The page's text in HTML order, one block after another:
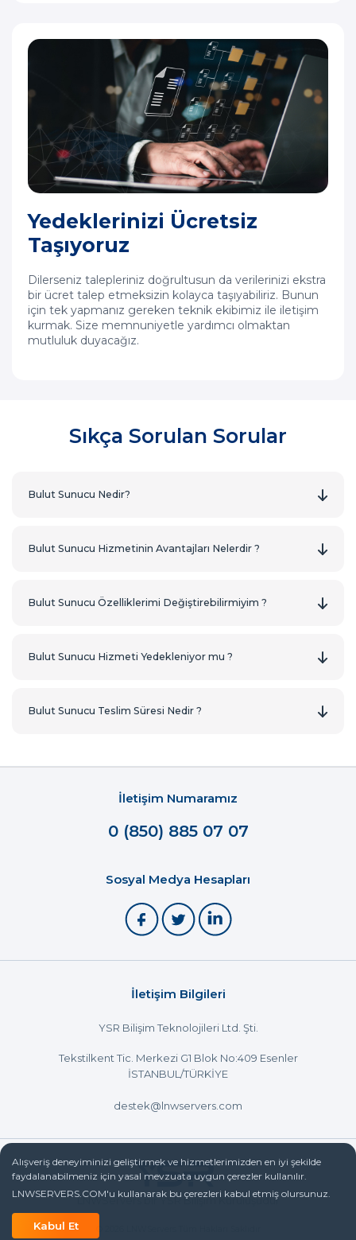
Yedeklerinizi Ücretsiz
Taşıyoruz
Dilerseniz talepleriniz doğrultusun da verilerinizi ekstra
bir ücret talep etmeksizin kolayca taşıyabiliriz. Bunun
için tek yapmanız gereken teknik ekibimiz ile iletişim
kurmak. Size memnuniyetle yardımcı olmaktan
mutluluk duyacağız.
Sıkça Sorulan Sorular
Bulut Sunucu Nedir?
Bulut Sunucu Hizmetinin Avantajları Nelerdir ?
Bulut Sunucu Özelliklerimi Değiştirebilirmiyim ?
Bulut Sunucu Hizmeti Yedekleniyor mu ?
Bulut Sunucu Teslim Süresi Nedir ?
İletişim Bilgileri
YSR Bilişim Teknolojileri Ltd. Şti.
Tekstilkent Tic. Merkezi G1 Blok No:409 Esenler
İSTANBUL/TÜRKİYE
destek@lnwservers.com
İletişim Numaramız
0 (850) 885 07 07
Sosyal Medya Hesapları
LNWServers bir YSR Bilişim Kuruluşudur
Alışveriş deneyiminizi geliştirmek ve hizmetlerimizden en iyi şekilde
faydalanabilmeniz için yasal mevzuata uygun çerezler kullanılır.
LNWSERVERS.COM'u kullanarak bu çerezleri kabul etmiş olursunuz.
Kabul Et